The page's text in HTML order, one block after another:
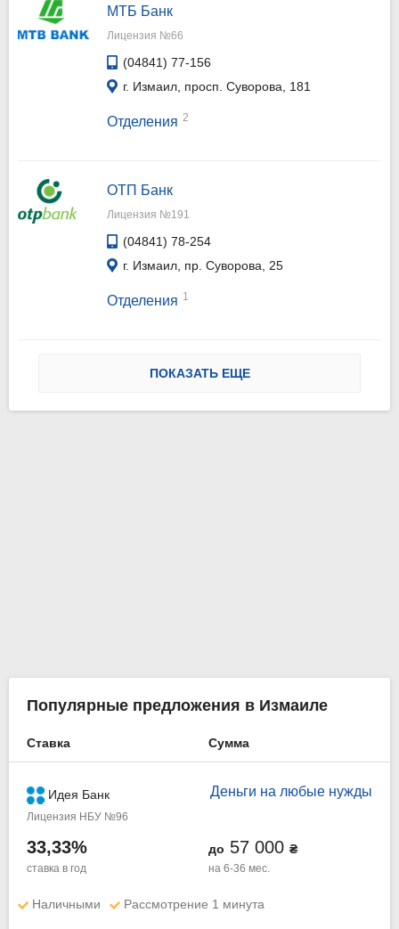
МТБ Банк
Лицензия №66
(04841) 77-156
г. Измаил, просп. Суворова, 181
Отделения 2
ОТП Банк
Лицензия №191
(04841) 78-254
г. Измаил, пр. Суворова, 25
Отделения 1
ПОКАЗАТЬ ЕЩЕ
Популярные предложения в Измаиле
Ставка Сумма
Деньги на любые нужды
Идея Банк
Лицензия НБУ №96
33,33%
ставка в год
до 57 000 ₴
на 6-36 мес.
Наличными Рассмотрение 1 минута